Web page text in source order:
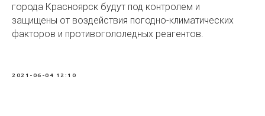
города Красноярск будут под контролем и
защищены от воздействия погодно-климатических
факторов и противогололедных реагентов.
2021-06-04 12:10